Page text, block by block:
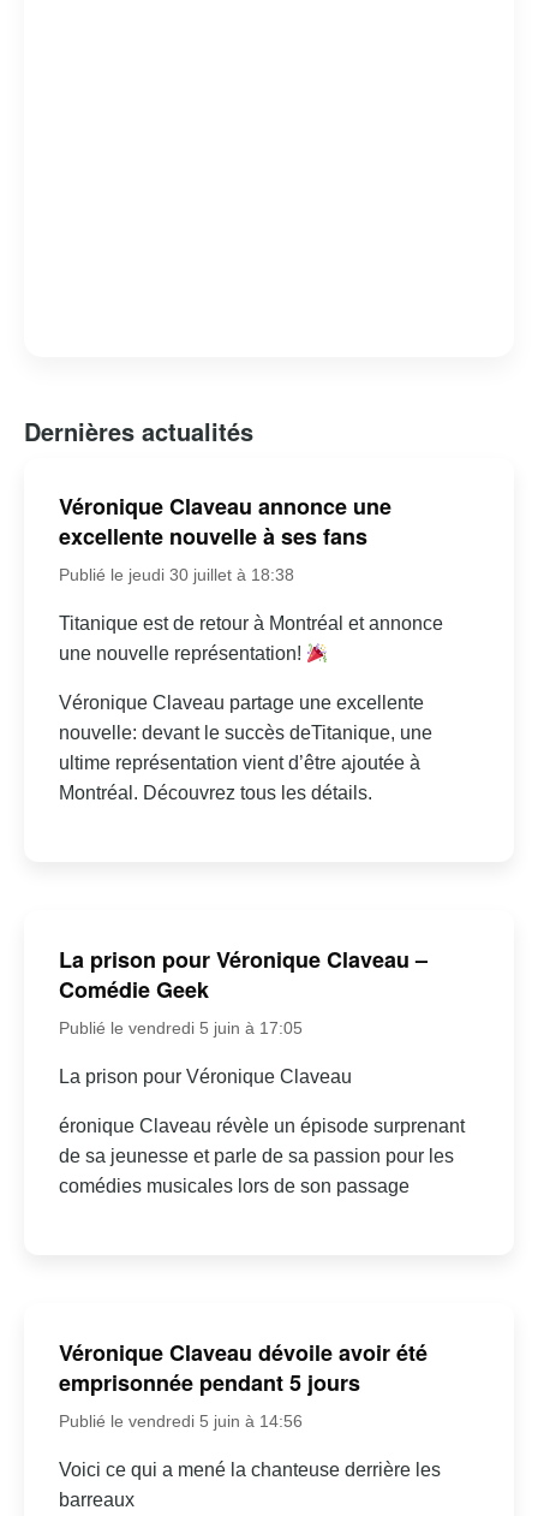
Dernières actualités
Véronique Claveau annonce une
excellente nouvelle à ses fans
Publié le jeudi 30 juillet à 18:38
Titanique est de retour à Montréal et annonce
une nouvelle représentation!
Véronique Claveau partage une excellente
nouvelle: devant le succès deTitanique, une
ultime représentation vient d’être ajoutée à
Montréal. Découvrez tous les détails.
La prison pour Véronique Claveau –
Comédie Geek
Publié le vendredi 5 juin à 17:05
La prison pour Véronique Claveau
éronique Claveau révèle un épisode surprenant
de sa jeunesse et parle de sa passion pour les
comédies musicales lors de son passage
Véronique Claveau dévoile avoir été
emprisonnée pendant 5 jours
Publié le vendredi 5 juin à 14:56
Voici ce qui a mené la chanteuse derrière les
barreaux